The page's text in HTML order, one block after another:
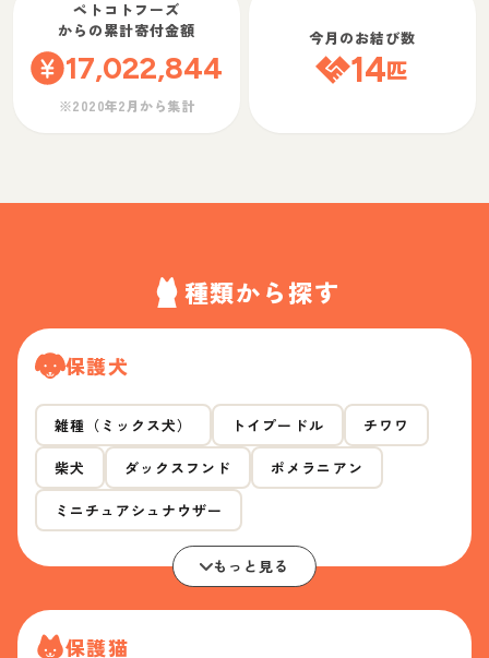
ペトコトフーズ
からの累計寄付金額
17,022,844
※2020年2月から集計
今月のお結び数
14匹
種類から探す
保護犬
雑種（ミックス犬） トイプードル チワワ
柴犬 ダックスフンド ポメラニアン
ミニチュアシュナウザー
もっと見る
保護猫